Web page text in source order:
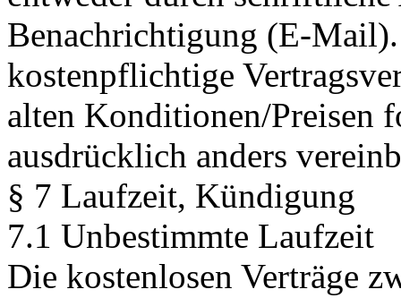
Benachrichtigung (E-Mail).
kostenpflichtige
alten Konditionen/Preisen
ausdrücklich anders
§ 7 Laufzeit, Kündigung
7.1 Unbestimmte Laufzeit
Die kostenlosen Verträge